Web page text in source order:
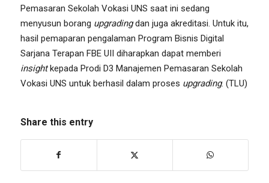
Pemasaran Sekolah Vokasi UNS saat ini sedang
menyusun borang upgradingdan juga akreditasi. Untuk itu,
hasil pemaparan pengalaman Program Bisnis Digital
Sarjana Terapan FBE UII diharapkan dapat memberi
insightkepada Prodi D3 Manajemen Pemasaran Sekolah
Vokasi UNS untuk berhasil dalam proses upgrading. (TLU)
Share this entry